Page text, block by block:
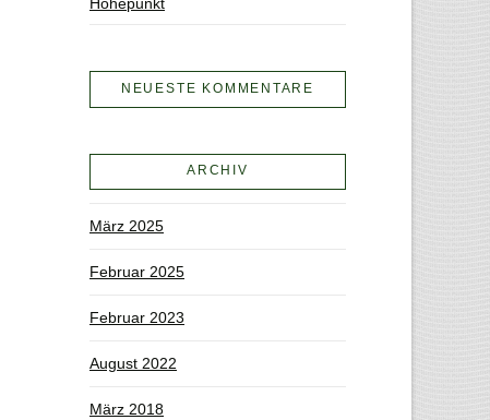
NEUESTE KOMMENTARE
ARCHIV
März 2025
Februar 2025
Februar 2023
August 2022
März 2018